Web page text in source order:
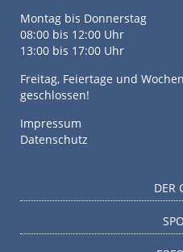
Montag bis Donnerstag
08:00 bis 12:00 Uhr
13:00 bis 17:00 Uhr
Freitag, Feiertage und
geschlossen!
Impressum
Datenschutz
DER